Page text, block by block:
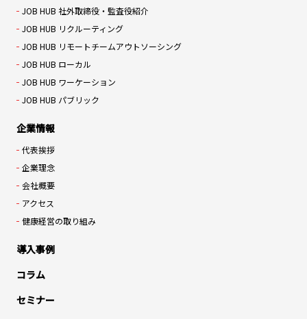
JOB HUB 社外取締役・監査役紹介
JOB HUB リクルーティング
JOB HUB リモートチームアウトソーシング
JOB HUB ローカル
JOB HUB ワーケーション
JOB HUB パブリック
企業情報
代表挨拶
企業理念
会社概要
アクセス
健康経営の取り組み
導入事例
コラム
セミナー